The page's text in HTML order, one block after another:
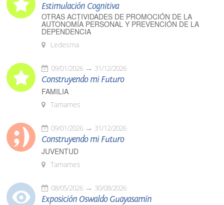
Estimulación Cognitiva
OTRAS ACTIVIDADES DE PROMOCIÓN DE LA
AUTONOMÍA PERSONAL Y PREVENCIÓN DE LA
DEPENDENCIA
Ledesma
09/01/2026 31/12/2026
Construyendo mi Futuro
FAMILIA
Tamames
09/01/2026 31/12/2026
Construyendo mi Futuro
JUVENTUD
Tamames
08/05/2026 30/08/2026
Exposición Oswaldo Guayasamín